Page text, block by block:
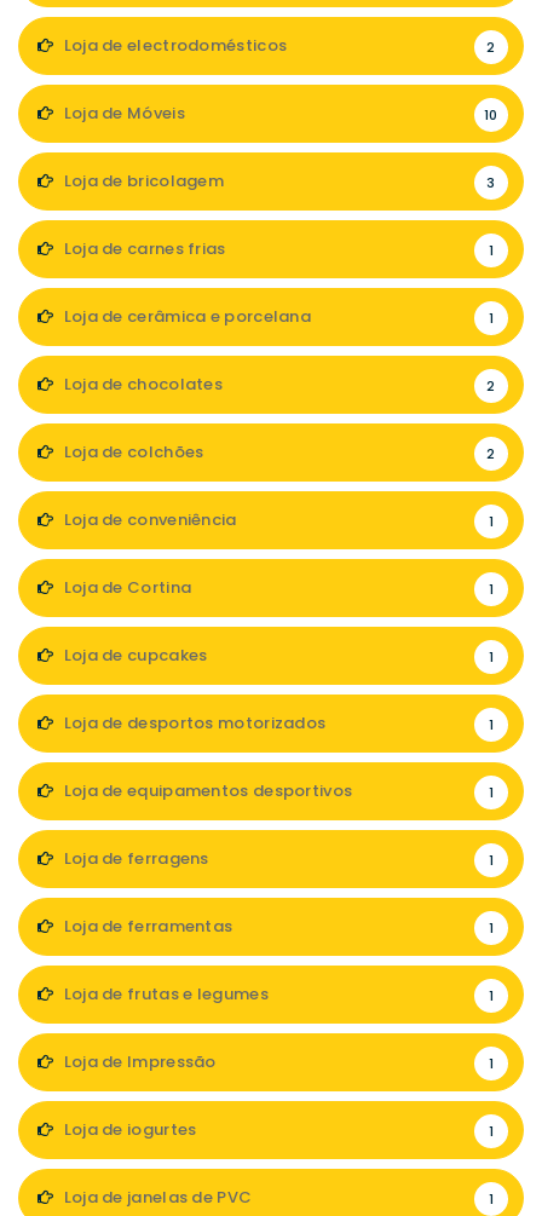
Loja de electrodomésticos 2
Loja de Móveis 10
Loja de bricolagem 3
Loja de carnes frias 1
Loja de cerâmica e porcelana 1
Loja de chocolates 2
Loja de colchões 2
Loja de conveniência 1
Loja de Cortina 1
Loja de cupcakes 1
Loja de desportos motorizados 1
Loja de equipamentos desportivos 1
Loja de ferragens 1
Loja de ferramentas 1
Loja de frutas e legumes 1
Loja de Impressão 1
Loja de iogurtes 1
Loja de janelas de PVC 1